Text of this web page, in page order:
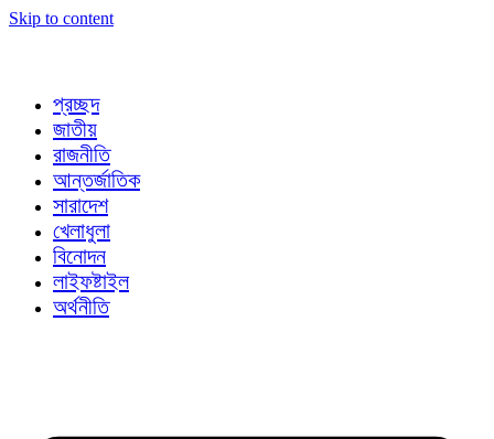
Skip to content
প্রচ্ছদ
জাতীয়
রাজনীতি
আন্তর্জাতিক
সারাদেশ
খেলাধুলা
বিনোদন
লাইফষ্টাইল
অর্থনীতি